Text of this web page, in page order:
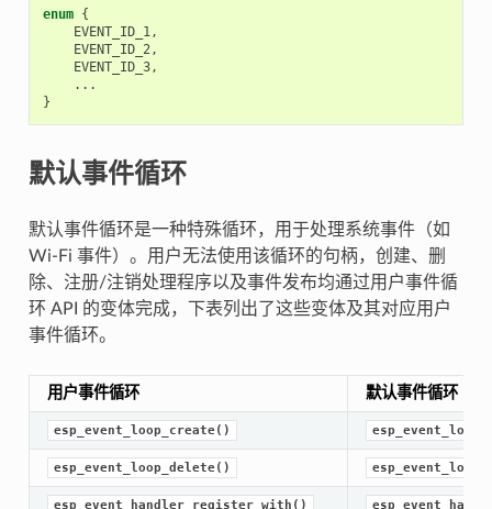
enum {
EVENT_ID_1,
EVENT_ID_2,
EVENT_ID_3,
...
}
默认事件循环
默认事件循环是一种特殊循环，用于处理系统事件（如
Wi-Fi 事件）。用户无法使用该循环的句柄，创建、删
除、注册/注销处理程序以及事件发布均通过用户事件循
环 API 的变体完成，下表列出了这些变体及其对应用户
事件循环。
用户事件循环 默认事件循环
esp_event_loop_create()
esp_event_loop_delete()
esp_event_handler_register_with()